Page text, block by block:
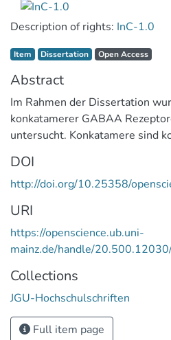
Description of rights: InC-1.0
Item type:
Item, Dissertation Access status:
Open Access,
Abstract
Im Rahmen der Dissertation
konkatamerer GABAA
untersucht. Konkatamere sind
Untereinheiten im pentameren
untersucht werden kann.
Rezeptoren zur Aufklärung des
Aufbaus δ-enthaltender
wurden hierzu in der
Dichtegradientzentrifugation
Konkatamere aus vier
dabei geringere Artefakt-
Transfektion und eine weniger
Assemblierungrichtung als 2er
und könnten somit zur
DOI
http://doi.org/10.25358/
URI
https://openscience.ub.uni-
mainz.de/handle/
Collections
JGU-Hochschulschriften
Full item page